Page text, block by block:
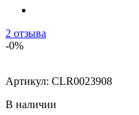
2 отзыва
-0%
Артикул: CLR0023908
В наличии